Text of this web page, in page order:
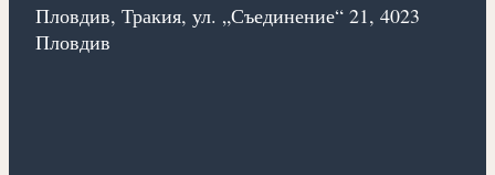
Пловдив, Тракия, ул. „Съединение“ 21, 4023
Пловдив